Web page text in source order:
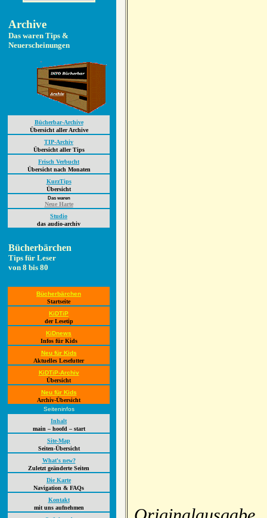
Archive
Das waren Tips &
Neuerscheinungen
Bücherbar-Archive
Übersicht aller Archive
TIP-Archiv
Übersicht aller Tips
Frisch Verbucht
Übersicht nach Monaten
KurzTips
Übersicht
Das waren
Neue Harte
Studio
das audio-archiv
Bücherbärchen
Tips für Leser
von 8 bis 80
Bücherbärchen
Startseite
KiDTiP
der Lesetip
KiDnews
Infos für Kids
Neu für Kids
Aktuelles Lesefutter
KiDTiP-Archiv
Übersicht
Neu für Kids
Archiv-Übersicht
Seiteninfos
Inhalt
main – hoofd – start
Site-Map
Seiten-Übersicht
What's new?
Zuletzt geänderte Seiten
Die Karte
Navigation & FAQs
Kontakt
mit uns aufnehmen